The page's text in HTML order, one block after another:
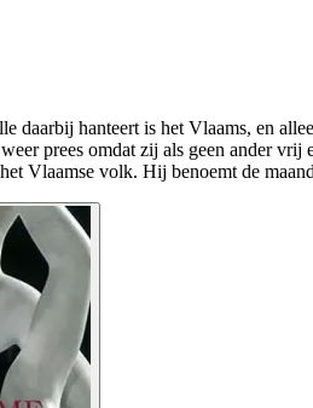
daarbij hanteert is het Vlaams, en
prees omdat zij als geen ander vrij
Vlaamse volk. Hij benoemt de